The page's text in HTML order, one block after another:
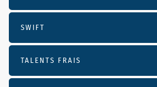
SWIFT
TALENTS FRAIS